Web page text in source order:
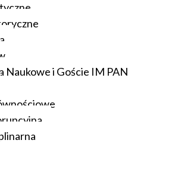
Naukowe i Goście IM PAN